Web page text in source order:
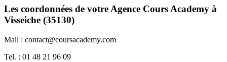
Les coordonnées de votre Agence Cours Academy à
Visseiche (35130)
Mail : contact@coursacademy.com
Tel. : 01 48 21 96 09